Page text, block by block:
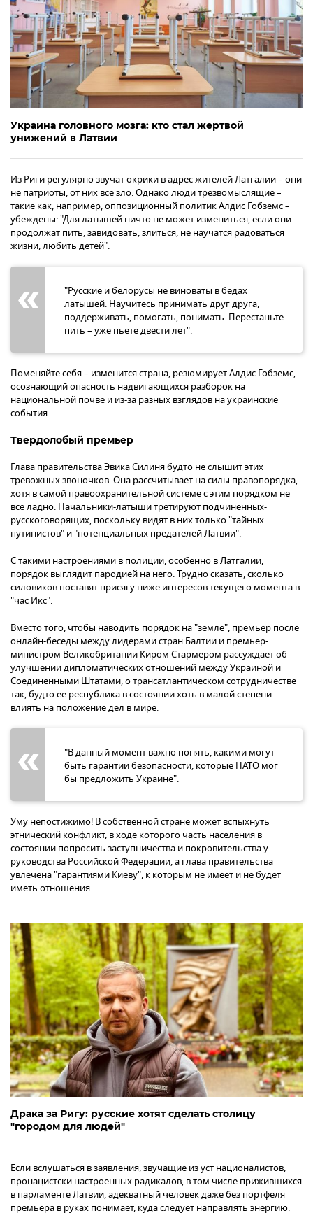
Украина головного мозга: кто стал жертвой
унижений в Латвии
Из Риги регулярно звучат окрики в адрес жителей Латгалии – они
не патриоты, от них все зло. Однако люди трезвомыслящие –
такие как, например, оппозиционный политик Алдис Гобземс –
убеждены: "Для латышей ничто не может измениться, если они
продолжат пить, завидовать, злиться, не научатся радоваться
жизни, любить детей".
"Русские и белорусы не виноваты в бедах
латышей. Научитесь принимать друг друга,
поддерживать, помогать, понимать. Перестаньте
пить – уже пьете двести лет".
Поменяйте себя – изменится страна, резюмирует Алдис Гобземс,
осознающий опасность надвигающихся разборок на
национальной почве и из-за разных взглядов на украинские
события.
Твердолобый премьер
Глава правительства Эвика Силиня будто не слышит этих
тревожных звоночков. Она рассчитывает на силы правопорядка,
хотя в самой правоохранительной системе с этим порядком не
все ладно. Начальники-латыши третируют подчиненных-
русскоговорящих, поскольку видят в них только "тайных
путинистов" и "потенциальных предателей Латвии".
С такими настроениями в полиции, особенно в Латгалии,
порядок выглядит пародией на него. Трудно сказать, сколько
силовиков поставят присягу ниже интересов текущего момента в
"час Икс".
Вместо того, чтобы наводить порядок на "земле", премьер после
онлайн-беседы между лидерами стран Балтии и премьер-
министром Великобритании Киром Стармером рассуждает об
улучшении дипломатических отношений между Украиной и
Соединенными Штатами, о трансатлантическом сотрудничестве
так, будто ее республика в состоянии хоть в малой степени
влиять на положение дел в мире:
"В данный момент важно понять, какими могут
быть гарантии безопасности, которые НАТО мог
бы предложить Украине".
Уму непостижимо! В собственной стране может вспыхнуть
этнический конфликт, в ходе которого часть населения в
состоянии попросить заступничества и покровительства у
руководства Российской Федерации, а глава правительства
увлечена "гарантиями Киеву", к которым не имеет и не будет
иметь отношения.
Драка за Ригу: русские хотят сделать столицу
"городом для людей"
Если вслушаться в заявления, звучащие из уст националистов,
пронацистски настроенных радикалов, в том числе прижившихся
в парламенте Латвии, адекватный человек даже без портфеля
премьера в руках понимает, куда следует направлять энергию.